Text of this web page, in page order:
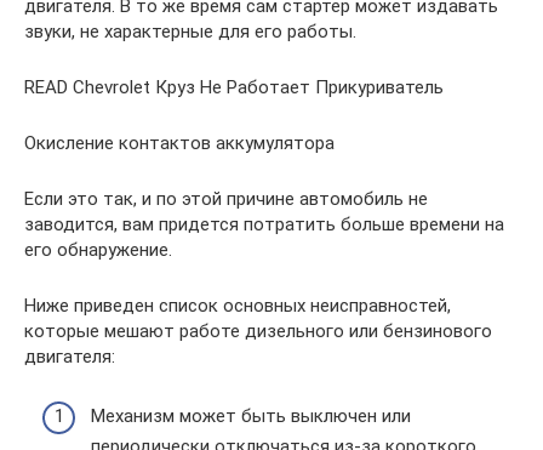
двигателя. В то же время сам стартер может издавать
звуки, не характерные для его работы.
READ Chevrolet Круз Не Работает Прикуриватель
Окисление контактов аккумулятора
Если это так, и по этой причине автомобиль не
заводится, вам придется потратить больше времени на
его обнаружение.
Ниже приведен список основных неисправностей,
которые мешают работе дизельного или бензинового
двигателя:
Механизм может быть выключен или